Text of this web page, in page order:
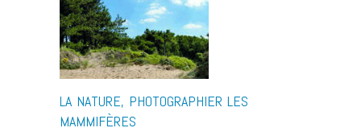
LA NATURE, PHOTOGRAPHIER LES
MAMMIFÈRES